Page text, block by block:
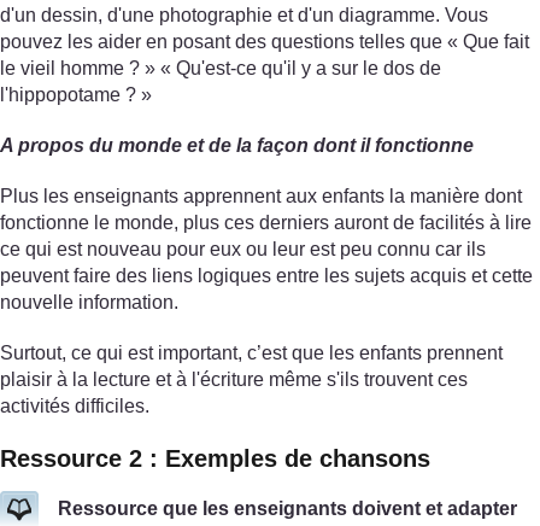
d'un dessin, d'une photographie et d'un diagramme. Vous
pouvez les aider en posant des questions telles que « Que fait
le vieil homme ? » « Qu'est-ce qu'il y a sur le dos de
l'hippopotame ? »
A propos du monde et de la façon dont il fonctionne
Plus les enseignants apprennent aux enfants la manière dont
fonctionne le monde, plus ces derniers auront de facilités à lire
ce qui est nouveau pour eux ou leur est peu connu car ils
peuvent faire des liens logiques entre les sujets acquis et cette
nouvelle information.
Surtout, ce qui est important, c’est que les enfants prennent
plaisir à la lecture et à l'écriture même s'ils trouvent ces
activités difficiles.
Ressource 2 : Exemples de chansons
Ressource que les enseignants doivent et adapter